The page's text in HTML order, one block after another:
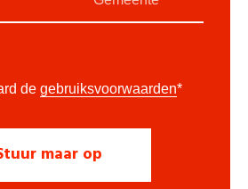
de gebruiksvoorwaarden*